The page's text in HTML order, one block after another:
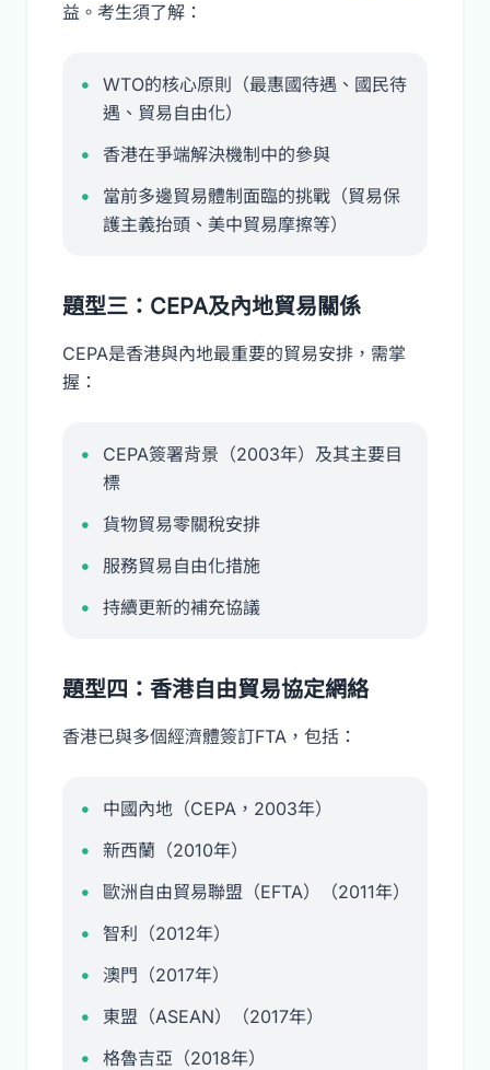
益。考生須了解：
WTO的核心原則（最惠國待遇、國民待
遇、貿易自由化）
香港在爭端解決機制中的參與
當前多邊貿易體制面臨的挑戰（貿易保
護主義抬頭、美中貿易摩擦等）
題型三：CEPA及內地貿易關係
CEPA是香港與內地最重要的貿易安排，需掌
握：
CEPA簽署背景（2003年）及其主要目
標
貨物貿易零關稅安排
服務貿易自由化措施
持續更新的補充協議
題型四：香港自由貿易協定網絡
香港已與多個經濟體簽訂FTA，包括：
中國內地（CEPA，2003年）
新西蘭（2010年）
歐洲自由貿易聯盟（EFTA）（2011年）
智利（2012年）
澳門（2017年）
東盟（ASEAN）（2017年）
格魯吉亞（2018年）